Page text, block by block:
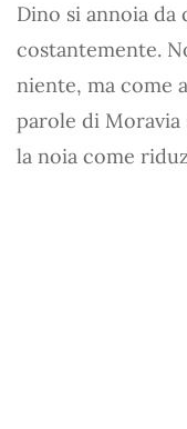
Dino si annoia da
costantemente.
niente, ma come
parole di Moravia
la noia come